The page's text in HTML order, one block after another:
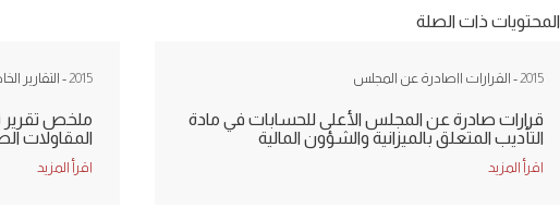
المحتويات ذات الصلة
2015- التقارير
ملخص تقرير
المقاولات
اقرأ المزيد
2015- القرارات ااصادرة عن المجلس
قرارات صادرة عن المجلس الأعلى للحسابات في مادة
التأديب المتعلق بالميزانية والشؤون المالية
اقرأ المزيد